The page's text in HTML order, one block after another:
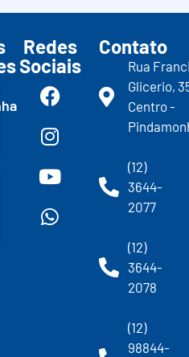
Redes
Sociais
Contato
Rua
Glicerio,
Centro -
(12)
3644-
2077
(12)
3644-
2078
(12)
98844-